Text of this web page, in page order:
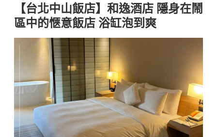
【台北中山飯店】和逸酒店 隱身在鬧
區中的愜意飯店 浴缸泡到爽